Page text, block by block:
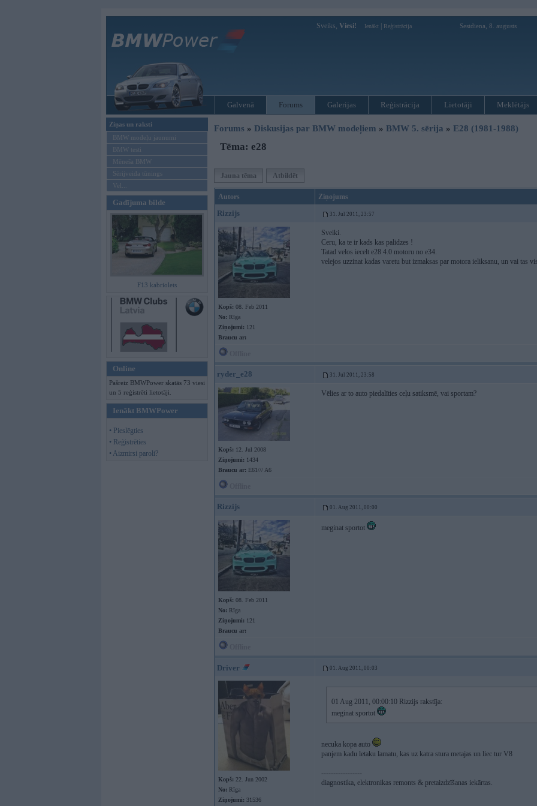
Sveiks, Viesi! Ienākt Reģistrācija Sestdiena, 8. augusts
Galvenā Forums Galerijas Reģistrācija Lietotāji Meklētājs
Ziņas un raksti
BMW modeļu jaunumi
BMW testi
Mēneša BMW
Sērijveida tūnings
Vel...
Gadījuma bilde
F13 kabriolets
Online
Pašreiz BMWPower skatās 73 viesi
un 5 reģistrēti lietotāji.
Ienākt BMWPower
• Pieslēgties
• Reģistrēties
• Aizmirsi paroli?
Forums » Diskusijas par BMW modeļiem » BMW 5. sērija » E28 (1981-1988)
Tēma: e28
Jauna tēma Atbildēt
Autors Ziņojums
Rizzijs 31. Jul 2011, 23:57
Kopš: 08. Feb 2011
No: Rīga
Ziņojumi: 121
Braucu ar:
Sveiki.
Ceru, ka te ir kads kas palidzes !
Tatad velos iecelt e28 4.0 motoru no e34.
velejos uzzinat kadas varetu but izmaksas par motora ieliksanu, un vai tas
ryder_e28 31. Jul 2011, 23:58
Kopš: 12. Jul 2008
Ziņojumi: 1434
Braucu ar: E61/// A6
Vēlies ar to auto piedalīties ceļu satiksmē, vai sportam?
Rizzijs 01. Aug 2011, 00:00
Kopš: 08. Feb 2011
No: Rīga
Ziņojumi: 121
Braucu ar:
meginat sportot
Driver 01. Aug 2011, 00:03
Kopš: 22. Jun 2002
No: Rīga
Ziņojumi: 31536
01 Aug 2011, 00:00:10 Rizzijs rakstīja:
meginat sportot
necuka kopa auto
panjem kadu letaku lamatu, kas uz katra stura metajas un liec tur V8
-----------------
diagnostika, elektronikas remonts & pretaizdzīšanas iekārtas.